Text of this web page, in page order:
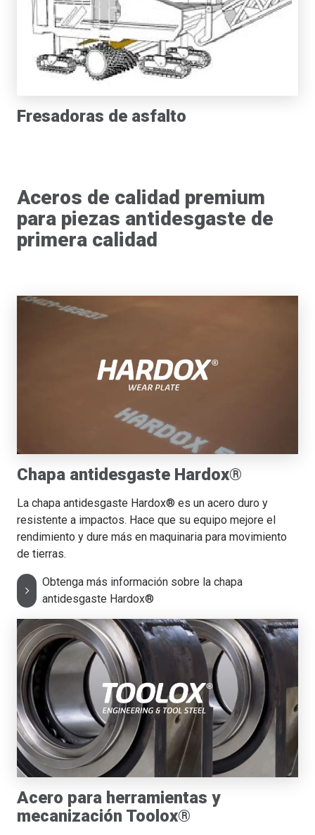
Fresadoras de asfalto
Aceros de calidad premium
para piezas antidesgaste de
primera calidad
Chapa antidesgaste Hardox®
La chapa antidesgaste Hardox® es un acero duro y
resistente a impactos. Hace que su equipo mejore el
rendimiento y dure más en maquinaria para movimiento
de tierras.
Obtenga más información sobre la chapa
antidesgaste Hardox®
Acero para herramientas y
mecanización Toolox®